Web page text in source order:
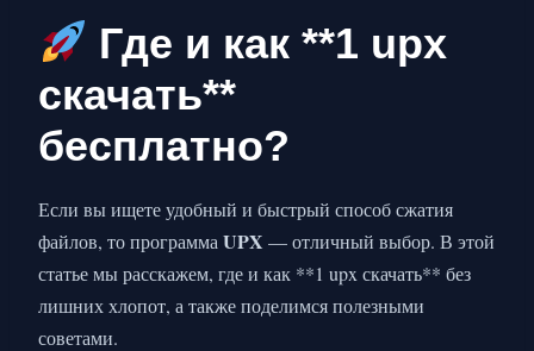
Где и как **1 upx
скачать**
бесплатно?
Если вы ищете удобный и быстрый способ сжатия
файлов, то программа UPX — отличный выбор. В этой
статье мы расскажем, где и как **1 upx скачать** без
лишних хлопот, а также поделимся полезными
советами.